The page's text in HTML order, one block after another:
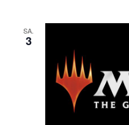
SA.
3